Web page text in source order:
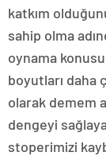
katkım
sahip olma
oynama
boyutları daha
olarak demem
dengeyi
stoperimizi